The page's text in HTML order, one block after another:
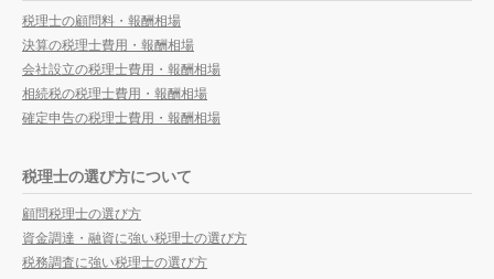
税理士の顧問料・報酬相場
決算の税理士費用・報酬相場
会社設立の税理士費用・報酬相場
相続税の税理士費用・報酬相場
確定申告の税理士費用・報酬相場
税理士の選び方について
顧問税理士の選び方
資金調達・融資に強い税理士の選び方
税務調査に強い税理士の選び方